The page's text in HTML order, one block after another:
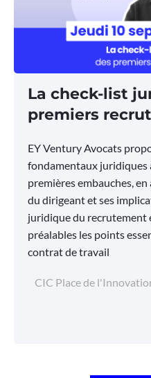
La check-list
premiers
EY Ventury Avocats
fondamentaux juridiques
premières embauches,
du dirigeant et ses
juridique du recrutement
préalables les points
contrat de travail
CIC Place de